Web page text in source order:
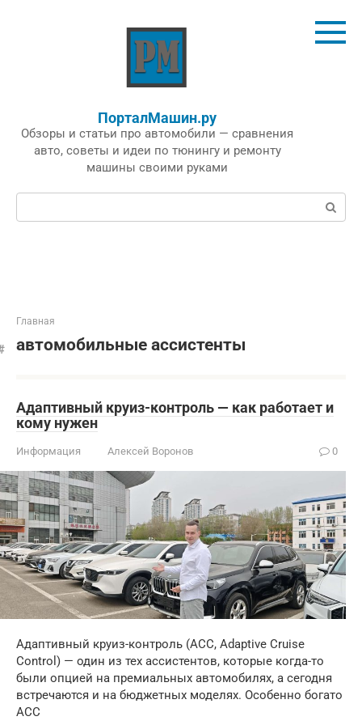
ПорталМашин.ру
Обзоры и статьи про автомобили — сравнения
авто, советы и идеи по тюнингу и ремонту
машины своими руками
Поиск:
Главная
автомобильные ассистенты
Адаптивный круиз-контроль — как работает и
кому нужен
Информация Алексей Воронов 0
Адаптивный круиз-контроль (ACC, Adaptive Cruise
Control) — один из тех ассистентов, которые когда-то
были опцией на премиальных автомобилях, а сегодня
встречаются и на бюджетных моделях. Особенно богато
ACC